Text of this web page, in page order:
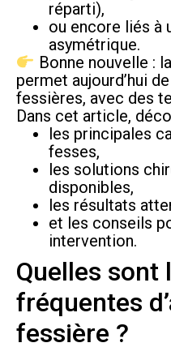
réparti),
ou encore liés à
asymétrique.
Bonne nouvelle :
permet aujourd’hui
fessières, avec des
Dans cet article,
les principales
fesses,
les solutions
disponibles,
les résultats
et les conseils
intervention.
Quelles sont
fréquentes
fessière ?